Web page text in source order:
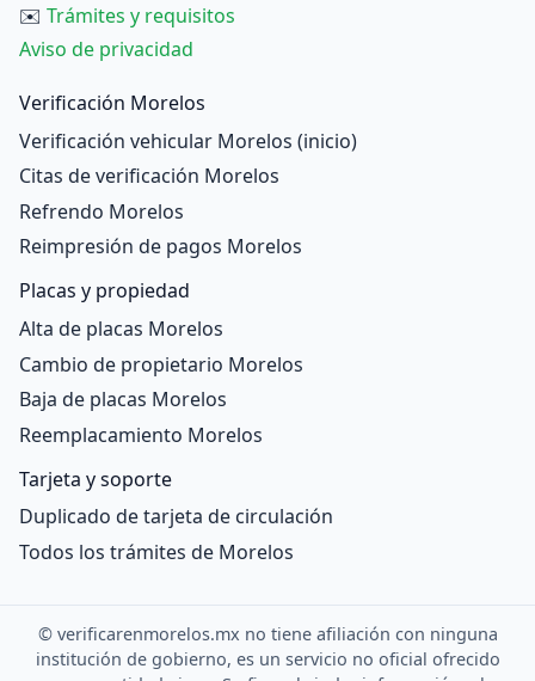
✉️ Trámites y requisitos
Aviso de privacidad
Verificación Morelos
Verificación vehicular Morelos (inicio)
Citas de verificación Morelos
Refrendo Morelos
Reimpresión de pagos Morelos
Placas y propiedad
Alta de placas Morelos
Cambio de propietario Morelos
Baja de placas Morelos
Reemplacamiento Morelos
Tarjeta y soporte
Duplicado de tarjeta de circulación
Todos los trámites de Morelos
© verificarenmorelos.mx no tiene afiliación con ninguna
institución de gobierno, es un servicio no oficial ofrecido